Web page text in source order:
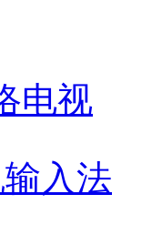
电视
入法